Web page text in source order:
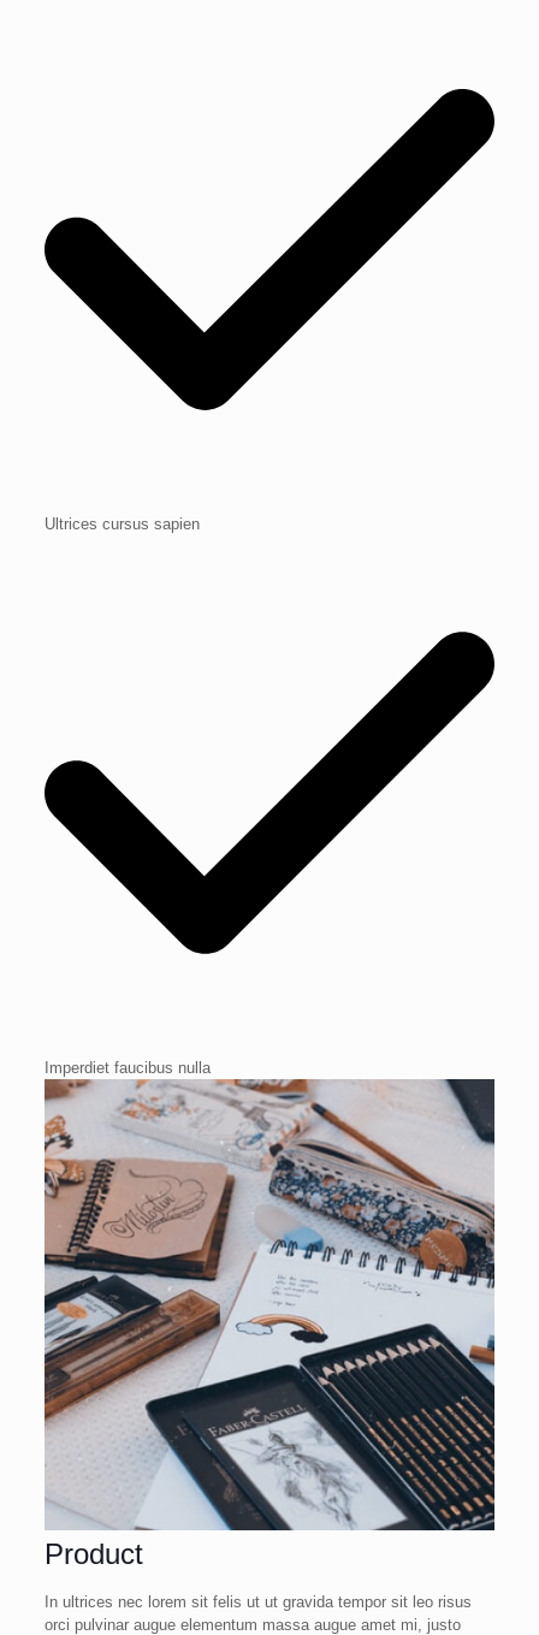
Ultrices cursus sapien
Imperdiet faucibus nulla
Product
In ultrices nec lorem sit felis ut ut gravida tempor sit leo risus
orci pulvinar augue elementum massa augue amet mi, justo